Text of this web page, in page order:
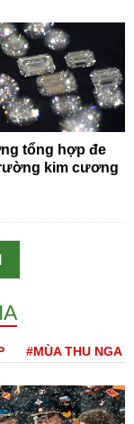
tổng hợp đe
kim cương
#MÙA THU NGA